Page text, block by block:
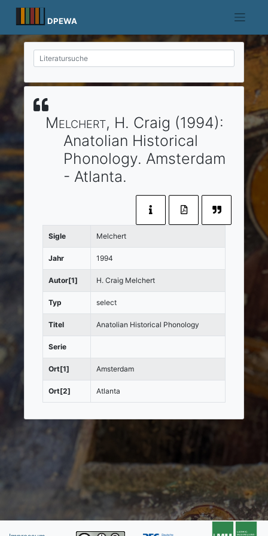
content
DPEWA
Melchert, H. Craig (1994):
Anatolian Historical
Phonology. Amsterdam
- Atlanta.
Sigle Melchert
Jahr 1994
Autor[1] H. Craig Melchert
Typ select
Titel Anatolian Historical Phonology
Serie
Ort[1] Amsterdam
Ort[2] Atlanta